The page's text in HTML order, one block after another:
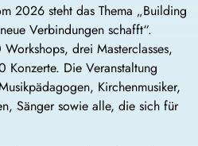
2026 steht das Thema „Building
Verbindungen schafft“.
drei Masterclasses,
Konzerte. Die Veranstaltung
Kirchenmusiker,
Sänger sowie alle, die sich für